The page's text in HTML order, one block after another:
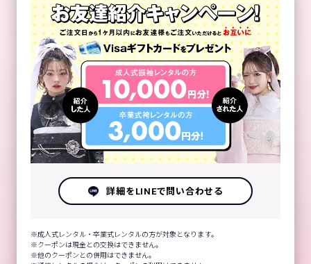
詳細をLINEで問い合わせる
成人式レンタル・卒業式レンタルの方が対象となります。
クーポンは現金との交換はできません。
他のクーポンとの併用はできません。